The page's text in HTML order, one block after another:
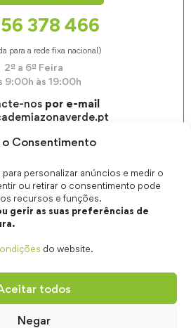
o Consentimento
personalizar anúncios e medir o
ou retirar o consentimento pode
recursos e funções.
gerir as suas preferências de
do website.
todos
Negar
378 466
para a rede fixa nacional)
2ª a 6ª Feira
9:00h às 19:00h
nos por e-mail